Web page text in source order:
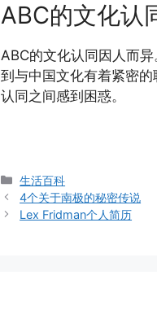
ABC的文化认
ABC的文化认同因人而
到与中国文化有着紧密
认同之间感到困惑。
分
类
生活百科
4个关于南极的秘密传说
Lex Fridman个人简历